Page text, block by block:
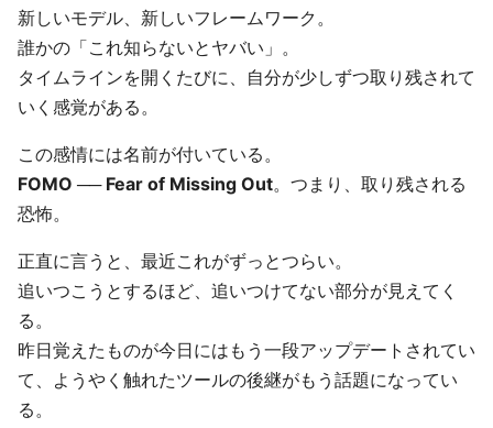
新しいモデル、新しいフレームワーク。
誰かの「これ知らないとヤバい」。
タイムラインを開くたびに、自分が少しずつ取り残されて
いく感覚がある。
この感情には名前が付いている。
FOMO ── Fear of Missing Out。つまり、取り残される
恐怖。
正直に言うと、最近これがずっとつらい。
追いつこうとするほど、追いつけてない部分が見えてく
る。
昨日覚えたものが今日にはもう一段アップデートされてい
て、ようやく触れたツールの後継がもう話題になってい
る。